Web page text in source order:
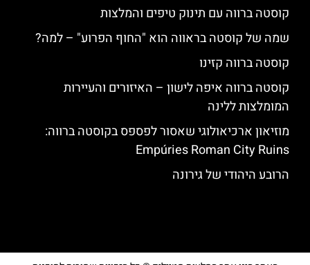
קוסטה ברווה עם תינוק טיפים והמלצות
שמה של קוסטה בראווה הוא "החוף הפרוע" – למה?
קוסטה ברווה קזינו
קוסטה ברווה איפה לישון – האיזורים והעיירות
המומלצות ללינה
מוזיאון ארכיאולוגי שאסור לפספס בקוסטה ברווה:
Empúries Roman City Ruins
הרובע היהודי של גירונה